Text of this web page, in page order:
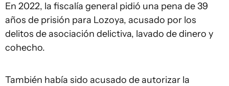
En 2022, la fiscalía general pidió una pena de 39
años de prisión para Lozoya, acusado por los
delitos de asociación delictiva, lavado de dinero y
cohecho.
También había sido acusado de autorizar la